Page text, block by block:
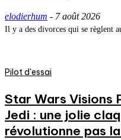
elodierhum - 7 août 2026
Il y a des divorces qui se règlent
Pilot d'essai
Star Wars Visions
Jedi : une jolie
révolutionne pas